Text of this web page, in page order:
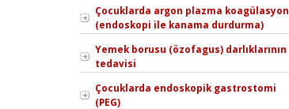
Çocuklarda argon plazma koagülasyon
(endoskopi ile kanama durdurma)
Yemek borusu (özofagus) darlıklarının
tedavisi
Çocuklarda endoskopik gastrostomi
(PEG)